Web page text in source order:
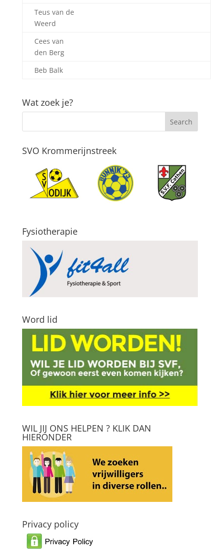
Teus van de
Weerd
Cees van
den Berg
Beb Balk
Wat zoek je?
SVO Krommerijnstreek
Fysiotherapie
Word lid
WIL JIJ ONS HELPEN ? KLIK DAN
HIERONDER
Privacy policy